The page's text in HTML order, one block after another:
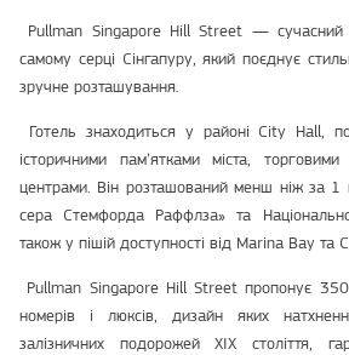
Pullman Singapore Hill Street — сучасний
самому серці Сінгапуру, який поєднує
зручне розташування.
Готель знаходиться у районі City Hall,
історичними пам’ятками міста,
центрами. Він розташований менш ніж за 1
сера Стемфорда Раффлза» та
також у пішій доступності від Marina Bay та
Pullman Singapore Hill Street пропонує
номерів і люксів, дизайн яких
залізничних подорожей XIX століття,